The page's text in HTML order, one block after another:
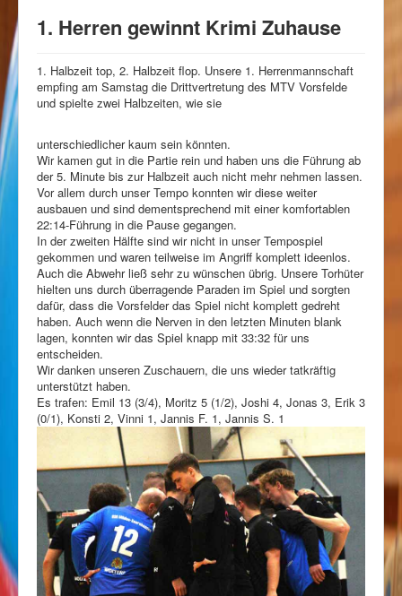
Förderkreis
Sponsoren
1. Herren gewinnt Krimi Zuhause
1. Halbzeit top, 2. Halbzeit flop. Unsere 1. Herrenmannschaft
empfing am Samstag die Drittvertretung des MTV Vorsfelde
und spielte zwei Halbzeiten, wie sie
unterschiedlicher kaum sein könnten.
Wir kamen gut in die Partie rein und haben uns die Führung ab
der 5. Minute bis zur Halbzeit auch nicht mehr nehmen lassen.
Vor allem durch unser Tempo konnten wir diese weiter
ausbauen und sind dementsprechend mit einer komfortablen
22:14-Führung in die Pause gegangen.
In der zweiten Hälfte sind wir nicht in unser Tempospiel
gekommen und waren teilweise im Angriff komplett ideenlos.
Auch die Abwehr ließ sehr zu wünschen übrig. Unsere Torhüter
hielten uns durch überragende Paraden im Spiel und sorgten
dafür, dass die Vorsfelder das Spiel nicht komplett gedreht
haben. Auch wenn die Nerven in den letzten Minuten blank
lagen, konnten wir das Spiel knapp mit 33:32 für uns
entscheiden.
Wir danken unseren Zuschauern, die uns wieder tatkräftig
unterstützt haben.
Es trafen: Emil 13 (3/4), Moritz 5 (1/2), Joshi 4, Jonas 3, Erik 3
(0/1), Konsti 2, Vinni 1, Jannis F. 1, Jannis S. 1